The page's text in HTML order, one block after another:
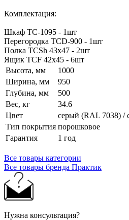
Комплектация:
Шкаф TC-1095 - 1шт
Перегородка TCD-900 - 1шт
Полка TCSh 43х47 - 2шт
Ящик TCF 42x45 - 6шт
Высота, мм
1000
Ширина, мм
950
Глубина, мм
500
Вес, кг
34.6
Цвет
cерый (RAL 7038) /
Тип покрытия порошковое
Гарантия
1 год
Все товары категории
Все товары бренда Практик
Нужна консультация?